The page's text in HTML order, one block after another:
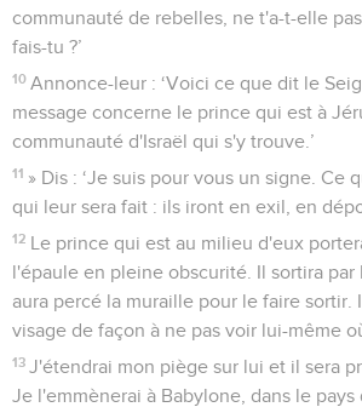
communauté de rebelles, ne t'a-t-elle
fais-tu ?’
10 Annonce-leur : ‘Voici ce que dit le
message concerne le prince qui est à
communauté d'Israël qui s'y trouve.’
11 » Dis : ‘Je suis pour vous un signe. Ce
qui leur sera fait : ils iront en exil, en
12 Le prince qui est au milieu d'eux
l'épaule en pleine obscurité. Il sortira par
aura percé la muraille pour le faire sortir.
visage de façon à ne pas voir lui-même
13 J'étendrai mon piège sur lui et il sera
Je l'emmènerai à Babylone, dans le pays